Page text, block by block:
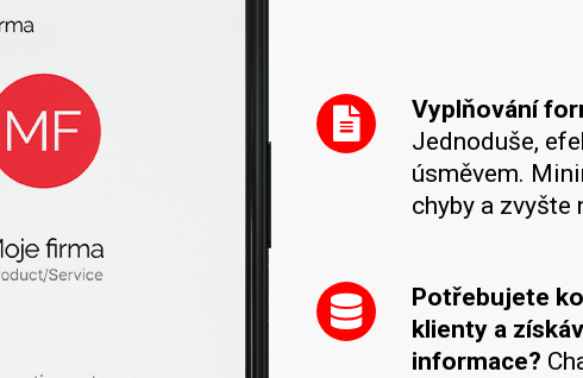
Vyplňování
Jednoduše,
úsměvem.
chyby a zvyšte
Potřebujete
klienty a
informace?